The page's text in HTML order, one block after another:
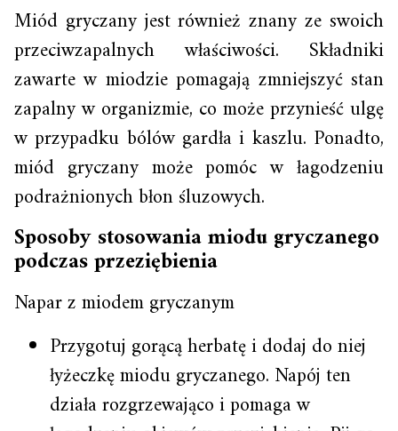
Miód gryczany jest również znany ze swoich
przeciwzapalnych właściwości. Składniki
zawarte w miodzie pomagają zmniejszyć stan
zapalny w organizmie, co może przynieść ulgę
w przypadku bólów gardła i kaszlu. Ponadto,
miód gryczany może pomóc w łagodzeniu
podrażnionych błon śluzowych.
Sposoby stosowania miodu gryczanego
podczas przeziębienia
Napar z miodem gryczanym
Przygotuj gorącą herbatę i dodaj do niej
łyżeczkę miodu gryczanego. Napój ten
działa rozgrzewająco i pomaga w